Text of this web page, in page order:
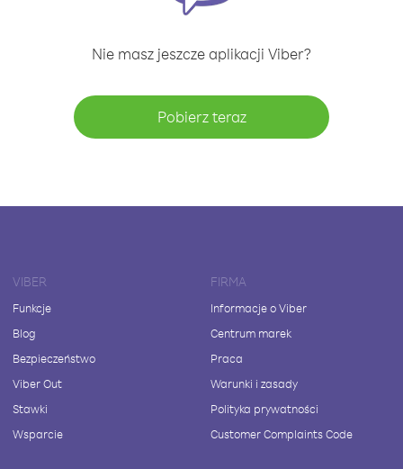
Nie masz jeszcze aplikacji Viber?
Pobierz teraz
VIBER
Funkcje
Blog
Bezpieczeństwo
Viber Out
Stawki
Wsparcie
FIRMA
Informacje o Viber
Centrum marek
Praca
Warunki i zasady
Polityka prywatności
Customer Complaints Code